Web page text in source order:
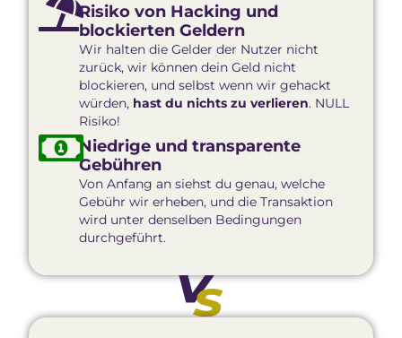
Risiko von Hacking und
blockierten Geldern
Wir halten die Gelder der Nutzer nicht
zurück, wir können dein Geld nicht
blockieren, und selbst wenn wir gehackt
würden, hast du nichts zu verlieren. NULL
Risiko!
Niedrige und transparente
Gebühren
Von Anfang an siehst du genau, welche
Gebühr wir erheben, und die Transaktion
wird unter denselben Bedingungen
durchgeführt.